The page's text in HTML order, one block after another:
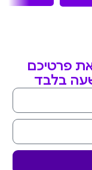
פרטיכם
שעה בלבד